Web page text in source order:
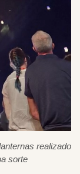
realizado
sorte